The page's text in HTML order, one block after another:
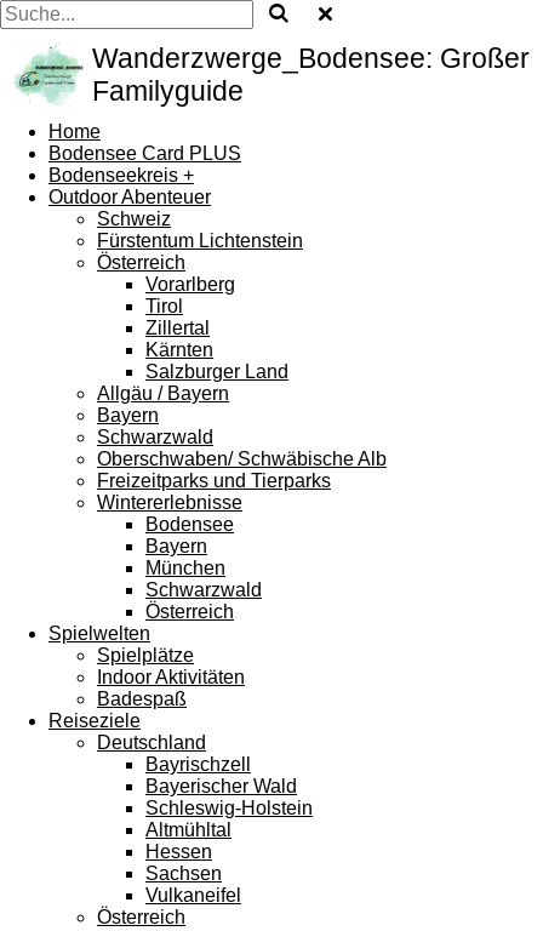
Wanderzwerge_Bodensee: Großer
Familyguide
Home
Bodensee Card PLUS
Bodenseekreis +
Outdoor Abenteuer
Schweiz
Fürstentum Lichtenstein
Österreich
Vorarlberg
Tirol
Zillertal
Kärnten
Salzburger Land
Allgäu / Bayern
Bayern
Schwarzwald
Oberschwaben/ Schwäbische Alb
Freizeitparks und Tierparks
Wintererlebnisse
Bodensee
Bayern
München
Schwarzwald
Österreich
Spielwelten
Spielplätze
Indoor Aktivitäten
Badespaß
Reiseziele
Deutschland
Bayrischzell
Bayerischer Wald
Schleswig-Holstein
Altmühltal
Hessen
Sachsen
Vulkaneifel
Österreich